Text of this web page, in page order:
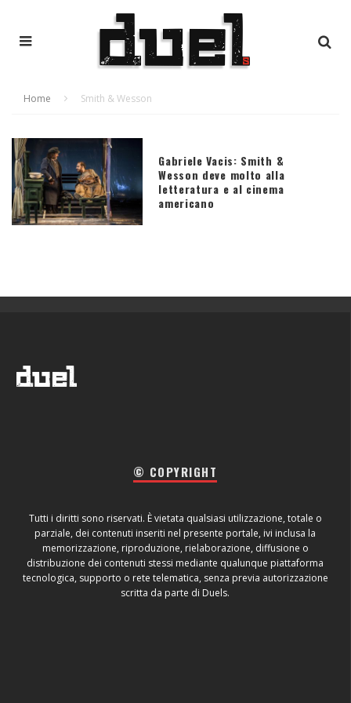
Home Smith & Wesson
Gabriele Vacis: Smith &
Wesson deve molto alla
letteratura e al cinema
americano
© COPYRIGHT
Tutti i diritti sono riservati. È vietata qualsiasi utilizzazione, totale o
parziale, dei contenuti inseriti nel presente portale, ivi inclusa la
memorizzazione, riproduzione, rielaborazione, diffusione o
distribuzione dei contenuti stessi mediante qualunque piattaforma
tecnologica, supporto o rete telematica, senza previa autorizzazione
scritta da parte di Duels.